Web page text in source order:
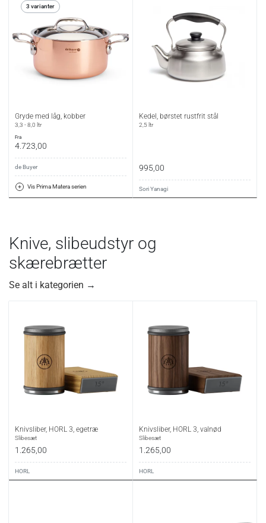
3 varianter
Gryde med låg, kobber
3,3 - 8,0 ltr
fra
4.723,00
de Buyer
Vis Prima Matera serien
Kedel, børstet rustfrit stål
2,5 ltr
995,00
Sori Yanagi
Knive, slibeudstyr og
skærebrætter
Se alt i kategorien →
Knivsliber, HORL 3, egetræ
Slibesæt
1.265,00
HORL
Knivsliber, HORL 3, valnød
Slibesæt
1.265,00
HORL